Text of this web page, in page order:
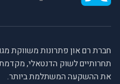
חברת רם און פתרונות משווקת
תחרותיים לשוק הדנטאלי,
את ההשקעה המשתלמת ביותר.